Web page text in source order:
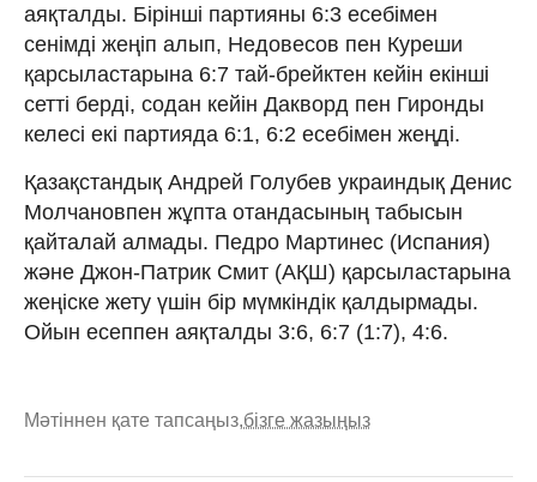
аяқталды. Бірінші партияны 6:3 есебімен
сенімді жеңіп алып, Недовесов пен Куреши
қарсыластарына 6:7 тай-брейктен кейін екінші
сетті берді, содан кейін Дакворд пен Гиронды
келесі екі партияда 6:1, 6:2 есебімен жеңді.
Қазақстандық Андрей Голубев украиндық Денис
Молчановпен жұпта отандасының табысын
қайталай алмады. Педро Мартинес (Испания)
және Джон-Патрик Смит (АҚШ) қарсыластарына
жеңіске жету үшін бір мүмкіндік қалдырмады.
Ойын есеппен аяқталды 3:6, 6:7 (1:7), 4:6.
Мәтіннен қате тапсаңыз,бізге жазыңыз